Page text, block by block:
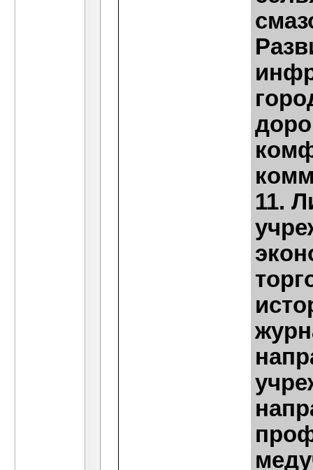
11.